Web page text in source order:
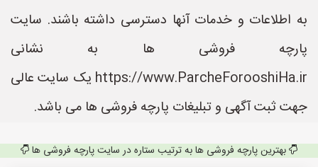
به اطلاعات و خدمات آنها دسترسی داشته باشند. سایت
پارچه فروشی ها به نشانی
https://www.ParcheForooshiHa.ir یک سایت عالی
جهت ثبت آگهی و تبلیغات پارچه فروشی ها می باشد.
بهترین پارچه فروشی ها به ترتیب ستاره در سایت پارچه فروشی ها